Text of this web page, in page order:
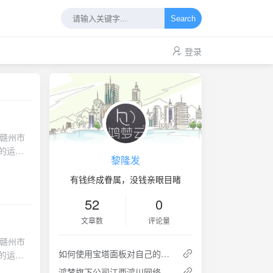
Search
登录
等司法或行政执法有关的；4.出于维护您或其他个人的生命、财产等重大合法权益但又很难得到本人同意的；5.您自行向社会公众公开的个人信息；6.从合法公开披露的信息中收集个人信息的，如合法的新闻报道、政府信息公开等渠道。请知悉，根据适用的法律，若我们对个人信息采取技术措施和其他必要措施进行处理，使得数据接收方无法重新识别特定个人且不能复原，则此类处理后数据的共享、转让、公开披露无需另行向您通知并征得您的同意。七、我们如何保护您的个人信息1.我们已采取符合业界标准、合理可行的安全防护措施保护您的信息，防止个人信息遭到未经授权访问、公开披露、使用、修改、损坏或丢失。例如，在您的浏览器与服务器之间交换数据时受 SSL 协议加密保护;我们同时对鸿梦系列产品/服务网站提供 HTTPS 协议安全浏览方式;我们会使用加密技术提高个人信息的安全性;我们会使用受信赖的保护机制防止个人信息遭到恶意攻击;我们会部署访问控制机制，尽力确保只有授权人员才可访问个人信息;以及我们会举办安全和隐私保护培训课程，加强员工对于保护个人信息重要性的认识。2.我们有行业先进的以数据为核心、围绕数据生命周期进行的数据安全管理体系，从组织建设、制度设计、人员管理、产品技术等方面多维度提升整个系统的安全性。目前，我们的重要信息系统已经通过网络安全等级保护的三级以上测评。3.互联网并非绝对安全的环境，使用鸿梦系列产品/服务时，我们强烈建议您不要使用非鸿梦推荐的通信方式发送您的信息。您可以通
等司法或行政执法有关的；4.出于维护您或其他个人的生命、财产等重大合法权益但又很难得到本人同意的；5.您自行向社会公众公开的个人信息；6.从合法公开披露的信息中收集个人信息的，如合法的新闻报道、政府信息公开等渠道。请知悉，根据适用的法律，若我们对个人信息采取技术措施和其他必要措施进行处理，使得数据接收方无法重新识别特定个人且不能复原，则此类处理后数据的共享、转让、公开披露无需另行向您通知并征得您的同意。七、我们如何保护您的个人信息1.我们已采取符合业界标准、合理可行的安全防护措施保护您的信息，防止个人信息遭到未经授权访问、公开披露、使用、修改、损坏或丢失。例如，在您的浏览器与服务器之间交换数据时受 SSL 协议加密保护;我们同时对鸿梦系列产品/服务网站提供 HTTPS 协议安全浏览方式;我们会使用加密技术提高个人信息的安全性;我们会使用受信赖的保护机制防止个人信息遭到恶意攻击;我们会部署访问控制机制，尽力确保只有授权人员才可访问个人信息;以及我们会举办安全和隐私保护培训课程，加强员工对于保护个人信息重要性的认识。2.我们有行业先进的以数据为核心、围绕数据生命周期进行的数据安全管理体系，从组织建设、制度设计、人员管理、产品技术等方面多维度提升整个系统的安全性。目前，我们的重要信息系统已经通过网络安全等级保护的三级以上测评。3.互联网并非绝对安全的环境，使用鸿梦系列产品/服务时，我们强烈建议您不要使用非鸿梦推荐的通信方式发送您的信息。您可以通
黎隆发
有钱终成眷属，没钱亲眼目睹
52
文章数
0
评论量
如何使用宝塔面板对自己的网站进行数据备份！